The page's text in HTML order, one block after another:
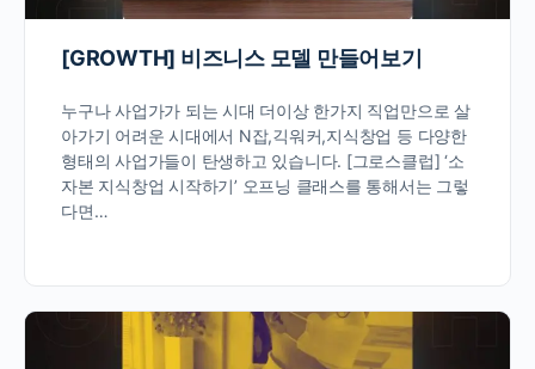
[GROWTH] 비즈니스 모델 만들어보기
누구나 사업가가 되는 시대 더이상 한가지 직업만으로 살
아가기 어려운 시대에서 N잡,긱워커,지식창업 등 다양한
형태의 사업가들이 탄생하고 있습니다. [그로스클럽] ‘소
자본 지식창업 시작하기’ 오프닝 클래스를 통해서는 그렇
다면…